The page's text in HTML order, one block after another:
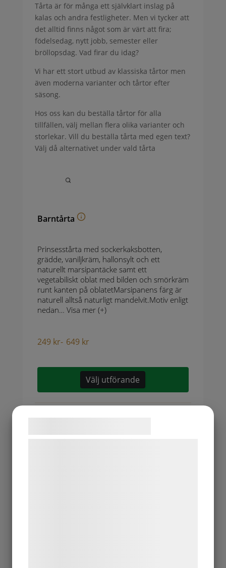
Tårta är för många ett självklart inslag på
kalas och andra festligheter. Men vi tycker att
det alltid finns något som är värt att fira;
födelsedag, nytt jobb, semester eller
bröllopsdag. Vad firar du idag?
Vi har ett stort utbud av klassiska tårtor men
även moderna varianter och tårtor efter
säsong.
Hos oss kan du beställa tårtor för alla
tillfällen, välj mellan flera olika varianter och
storlekar. Vill du beställa tårta med egen text?
Välj då alternativet under vald tårta
Barntårta
Prinsesstårta med sockerkaksbotten,
grädde, vaniljkräm, hallonsylt och ett
naturellt marsipantäcke samt ett
vegetabiliskt oblat med bilden och smörkräm
runt kanten på oblatetMarsipanens färg är
naturell alltså naturligt mandelvit.Motiv enligt
nedan… Visa mer (+)
249 kr- 649 kr
Välj utförande